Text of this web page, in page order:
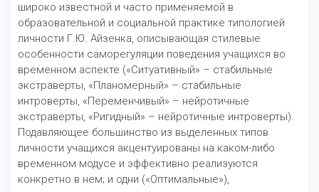
широко известной и часто применяемой в
образовательной и социальной практике типологией
личности Г.Ю. Айзенка, описывающая стилевые
особенности саморегуляции поведения учащихся во
временном аспекте («Ситуативный» – стабильные
экстраверты, «Планомерный» – стабильные
интроверты, «Переменчивый» – нейротичные
экстраверты, «Ригидный» – нейротичные интроверты).
Подавляющее большинство из выделенных типов
личности учащихся акцентуированы на каком-либо
временном модусе и эффективно реализуются
конкретно в нем; и одни («Оптимальные»),